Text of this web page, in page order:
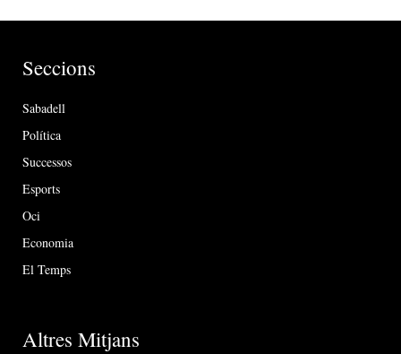
Seccions
Sabadell
Política
Successos
Esports
Oci
Economia
El Temps
Altres Mitjans